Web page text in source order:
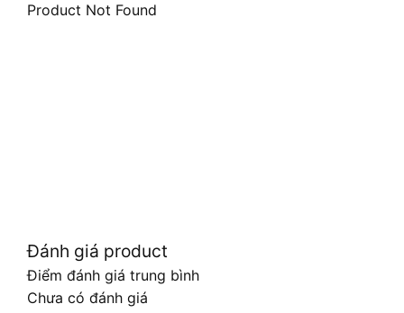
Product Not Found
Đánh giá product
Điểm đánh giá trung bình
Chưa có đánh giá